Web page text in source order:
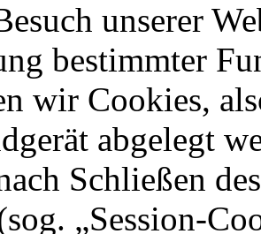
unserer
bestimmter
wir Cookies,
abgelegt
Schließen
„Session-